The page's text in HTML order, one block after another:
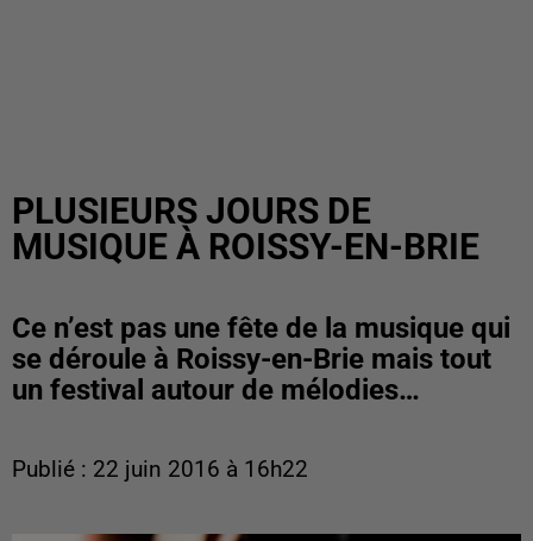
PLUSIEURS JOURS DE
MUSIQUE À ROISSY-EN-BRIE
Ce n’est pas une fête de la musique qui
se déroule à Roissy-en-Brie mais tout
un festival autour de mélodies…
Publié : 22 juin 2016 à 16h22